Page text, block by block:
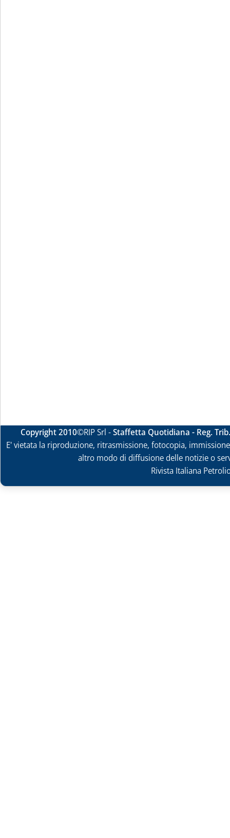
Copyright 2010©RIP Srl -Staffetta Quotidiana - Reg.
E' vietata la riproduzione, ritrasmissione, fotocopia,
altro modo di diffusione delle notizie o
Rivista Italiana